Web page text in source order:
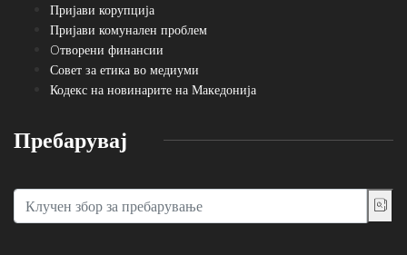
Пријави корупција
Пријави комунален проблем
Oтворени финансии
Совет за етика во медиуми
Кодекс на новинарите на Македонија
Пребарувај